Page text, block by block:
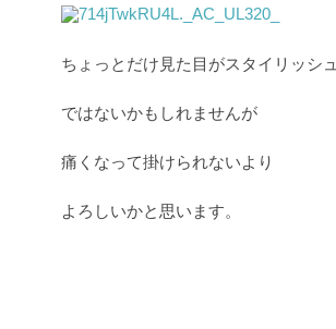
ちょっとだけ見た目がスタイリッシュ
ではないかもしれませんが
痛くなって掛けられないより
よろしいかと思います。